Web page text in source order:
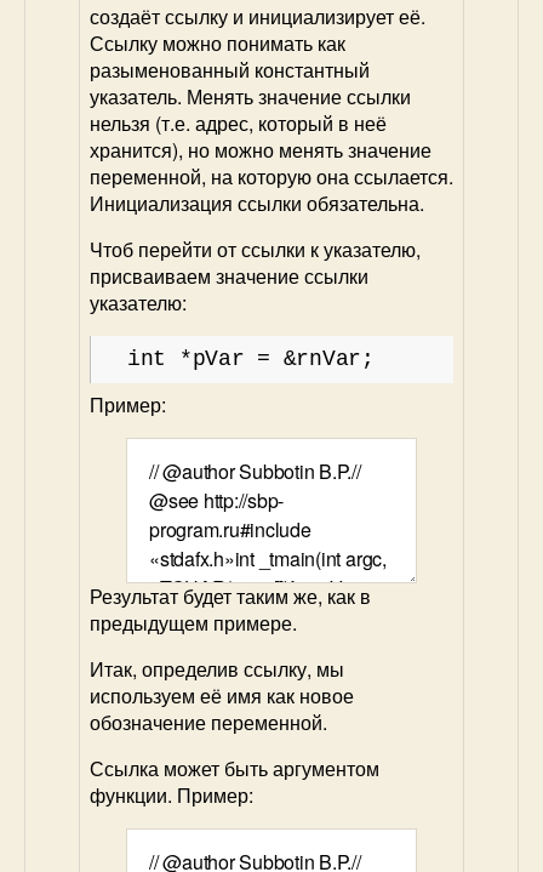
создаёт ссылку и инициализирует её.
Ссылку можно понимать как
разыменованный константный
указатель. Менять значение ссылки
нельзя (т.е. адрес, который в неё
хранится), но можно менять значение
переменной, на которую она ссылается.
Инициализация ссылки обязательна.
Чтоб перейти от ссылки к указателю,
присваиваем значение ссылки
указателю:
int *pVar = &rnVar;
Пример:
Результат будет таким же, как в
предыдущем примере.
Итак, определив ссылку, мы
используем её имя как новое
обозначение переменной.
Ссылка может быть аргументом
функции. Пример: